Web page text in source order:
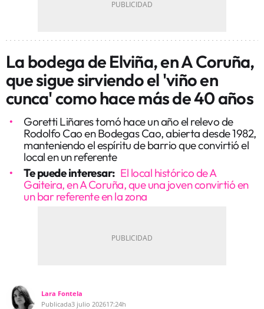
La bodega de Elviña, en A Coruña,
que sigue sirviendo el 'viño en
cunca' como hace más de 40 años
Goretti Liñares tomó hace un año el relevo de
Rodolfo Cao en Bodegas Cao, abierta desde 1982,
manteniendo el espíritu de barrio que convirtió el
local en un referente
Te puede interesar: El local histórico de A
Gaiteira, en A Coruña, que una joven convirtió en
un bar referente en la zona
Lara Fontela
Publicada3 julio 202617:24h